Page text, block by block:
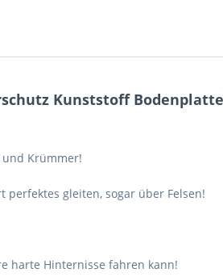
Kunststoff Bodenplatte
Krümmer!
perfektes gleiten, sogar über Felsen!
harte Hinternisse fahren kann!